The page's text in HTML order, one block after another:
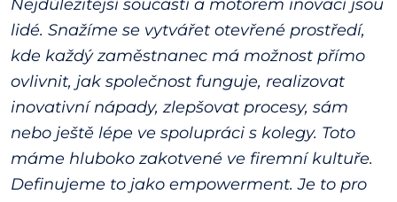
Nejdůležitější součástí a motorem inovací jsou
lidé. Snažíme se vytvářet otevřené prostředí,
kde každý zaměstnanec má možnost přímo
ovlivnit, jak společnost funguje, realizovat
inovativní nápady, zlepšovat procesy, sám
nebo ještě lépe ve spolupráci s kolegy. Toto
máme hluboko zakotvené ve firemní kultuře.
Definujeme to jako empowerment. Je to pro